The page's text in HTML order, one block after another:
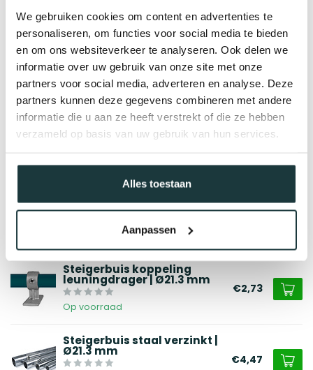
We gebruiken cookies om content en advertenties te
personaliseren, om functies voor social media te bieden
en om ons websiteverkeer te analyseren. Ook delen we
informatie over uw gebruik van onze site met onze
partners voor social media, adverteren en analyse. Deze
partners kunnen deze gegevens combineren met andere
informatie die u aan ze heeft verstrekt of die ze hebben
verzameld op basis van uw gebruik van hun services.
Alles toestaan
Aanpassen
Gerelateerde producten
t-stuk | Ø21.3 mm
Op voorraad
Steigerbuis koppeling
leuningdrager | Ø21.3 mm
Op voorraad
€2,73
Steigerbuis staal verzinkt |
Ø21.3 mm
€4,47